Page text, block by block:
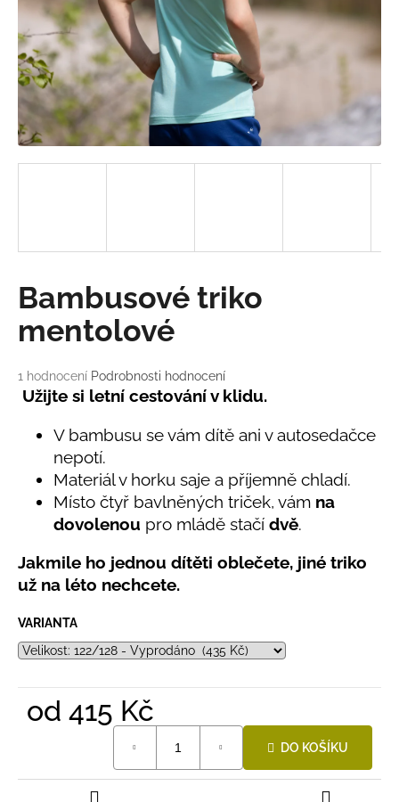
Průměrné
hodnocení
produktu
hvězdiček.
1 hodnocení Podrobnosti hodnocení
Bambusové triko
mentolové
Užijte si letní cestování v klidu.
V bambusu se vám dítě ani v autosedačce
nepotí.
Materiál v horku saje a příjemně chladí.
Místo čtyř bavlněných triček, vám na
dovolenou pro mládě stačí dvě.
Jakmile ho jednou dítěti oblečete, jiné triko
už na léto nechcete.
VARIANTA
od 415 Kč
DO KOŠÍKU
a
j
í
t
?
D
o
p
o
u
č
LETNÍ
ČEPICE
UV
MODRÁ
395